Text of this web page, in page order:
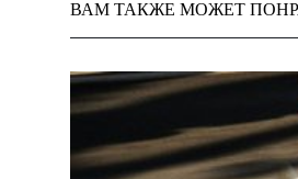
ВАМ ТАКЖЕ МОЖЕТ